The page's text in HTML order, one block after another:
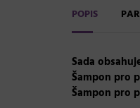
POPIS
Sada
Šampon pro
Šampon pro